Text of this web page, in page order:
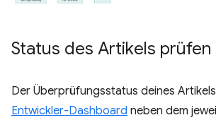
Status des Artikels prüfen
Der Überprüfungsstatus deines
Entwickler-Dashboard neben dem